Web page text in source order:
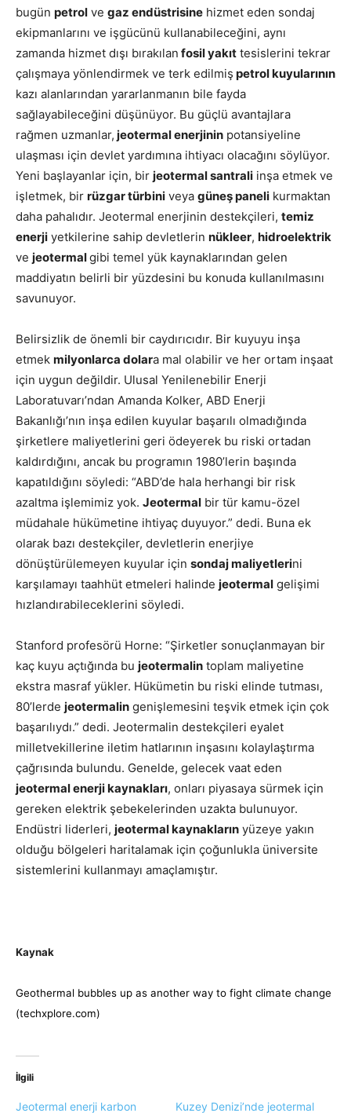
bugün petrol ve gaz endüstrisine hizmet eden sondaj
ekipmanlarını ve işgücünü kullanabileceğini, aynı
zamanda hizmet dışı bırakılan fosil yakıt tesislerini tekrar
çalışmaya yönlendirmek ve terk edilmiş petrol kuyularının
kazı alanlarından yararlanmanın bile fayda
sağlayabileceğini düşünüyor. Bu güçlü avantajlara
rağmen uzmanlar, jeotermal enerjinin potansiyeline
ulaşması için devlet yardımına ihtiyacı olacağını söylüyor.
Yeni başlayanlar için, bir jeotermal santrali inşa etmek ve
işletmek, bir rüzgar türbini veya güneş paneli kurmaktan
daha pahalıdır. Jeotermal enerjinin destekçileri, temiz
enerji yetkilerine sahip devletlerin nükleer, hidroelektrik
ve jeotermalgibi temel yük kaynaklarından gelen
maddiyatın belirli bir yüzdesini bu konuda kullanılmasını
savunuyor.
Belirsizlik de önemli bir caydırıcıdır. Bir kuyuyu inşa
etmek milyonlarca dolara mal olabilir ve her ortam inşaat
için uygun değildir. Ulusal Yenilenebilir Enerji
Laboratuvarı’ndan Amanda Kolker, ABD Enerji
Bakanlığı’nın inşa edilen kuyular başarılı olmadığında
şirketlere maliyetlerini geri ödeyerek bu riski ortadan
kaldırdığını, ancak bu programın 1980’lerin başında
kapatıldığını söyledi: “ABD’de hala herhangi bir risk
azaltma işlemimiz yok. Jeotermal bir tür kamu-özel
müdahale hükümetine ihtiyaç duyuyor.” dedi. Buna ek
olarak bazı destekçiler, devletlerin enerjiye
dönüştürülemeyen kuyular için sondaj maliyetlerini
karşılamayı taahhüt etmeleri halinde jeotermal gelişimi
hızlandırabileceklerini söyledi.
Stanford profesörü Horne: “Şirketler sonuçlanmayan bir
kaç kuyu açtığında bu jeotermalin toplam maliyetine
ekstra masraf yükler. Hükümetin bu riski elinde tutması,
80’lerde jeotermalin genişlemesini teşvik etmek için çok
başarılıydı.” dedi. Jeotermalin destekçileri eyalet
milletvekillerine iletim hatlarının inşasını kolaylaştırma
çağrısında bulundu. Genelde, gelecek vaat eden
jeotermal enerji kaynakları, onları piyasaya sürmek için
gereken elektrik şebekelerinden uzakta bulunuyor.
Endüstri liderleri, jeotermal kaynakların yüzeye yakın
olduğu bölgeleri haritalamak için çoğunlukla üniversite
sistemlerini kullanmayı amaçlamıştır.
Kaynak
Geothermal bubbles up as another way to fight climate change
(techxplore.com)
İlgili
Jeotermal enerji karbon
Kuzey Denizi’nde jeotermal